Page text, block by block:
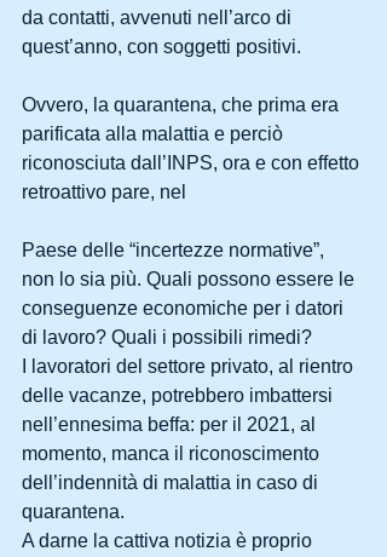
da contatti, avvenuti nell’arco di
quest’anno, con soggetti positivi.
Ovvero, la quarantena, che prima era
parificata alla malattia e perciò
riconosciuta dall’INPS, ora e con effetto
retroattivo pare, nel
Paese delle “incertezze normative”,
non lo sia più. Quali possono essere le
conseguenze economiche per i datori
di lavoro? Quali i possibili rimedi?
I lavoratori del settore privato, al rientro
delle vacanze, potrebbero imbattersi
nell’ennesima beffa: per il 2021, al
momento, manca il riconoscimento
dell’indennità di malattia in caso di
quarantena.
A darne la cattiva notizia è proprio